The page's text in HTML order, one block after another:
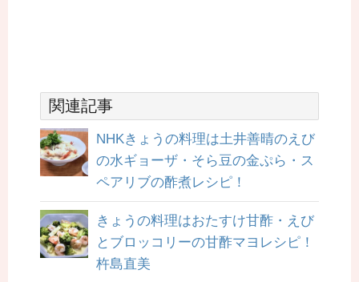
関連記事
NHKきょうの料理は土井善晴のえび
の水ギョーザ・そら豆の金ぷら・ス
ペアリブの酢煮レシピ！
きょうの料理はおたすけ甘酢・えび
とブロッコリーの甘酢マヨレシピ！
杵島直美